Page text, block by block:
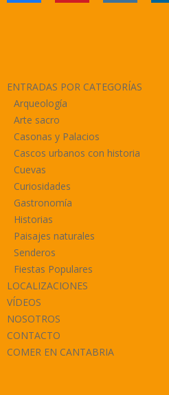
ENTRADAS POR CATEGORÍAS
Arqueología
Arte sacro
Casonas y Palacios
Cascos urbanos con historia
Cuevas
Curiosidades
Gastronomía
Historias
Paisajes naturales
Senderos
Fiestas Populares
LOCALIZACIONES
VÍDEOS
NOSOTROS
CONTACTO
COMER EN CANTABRIA